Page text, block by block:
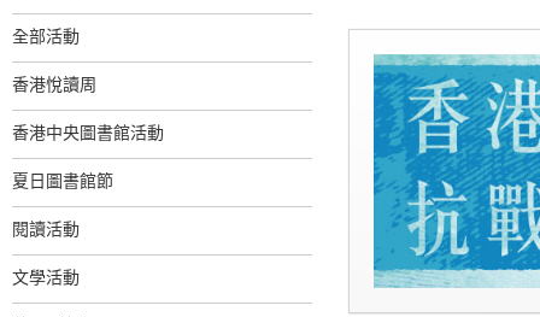
全部活動
香港悅讀周
香港中央圖書館活動
夏日圖書館節
閱讀活動
文學活動